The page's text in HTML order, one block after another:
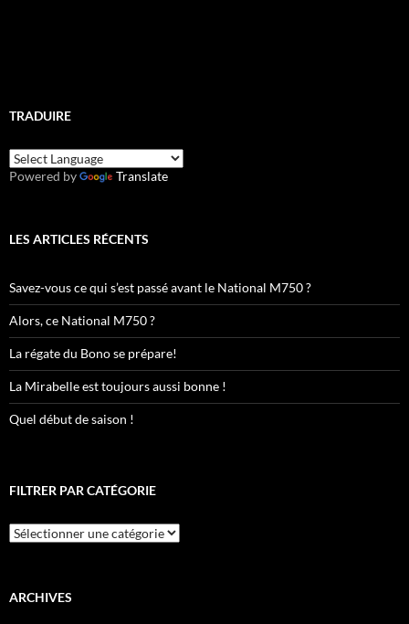
TRADUIRE
Powered by Translate
LES ARTICLES RÉCENTS
Savez-vous ce qui s’est passé avant le National M750 ?
Alors, ce National M750 ?
La régate du Bono se prépare!
La Mirabelle est toujours aussi bonne !
Quel début de saison !
FILTRER PAR CATÉGORIE
Filtrer
par
ARCHIVES